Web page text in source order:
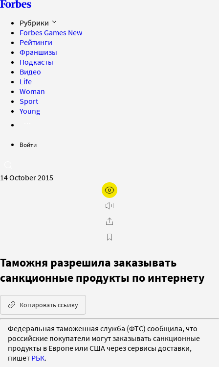
Рубрики
Forbes Games New
Рейтинги
Франшизы
Подкасты
Видео
Life
Woman
Sport
Young
Войти
14 October 2015
Таможня разрешила заказывать
санкционные продукты по интернету
Копировать ссылку
Федеральная таможенная служба (ФТС) сообщила, что
российские покупатели могут заказывать санкционные
продукты в Европе или США через сервисы доставки,
пишет РБК.